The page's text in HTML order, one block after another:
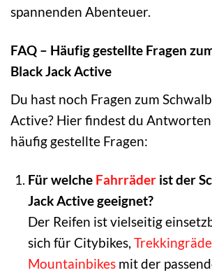
spannenden Abenteuer.
FAQ – Häufig gestellte Fragen
Black Jack Active
Du hast noch Fragen zum
Active? Hier findest du
häufig gestellte Fragen:
Für welche Fahrräderist der
Jack Active geeignet?
Der Reifen ist vielseitig
sich für Citybikes,
Mountainbikesmit der